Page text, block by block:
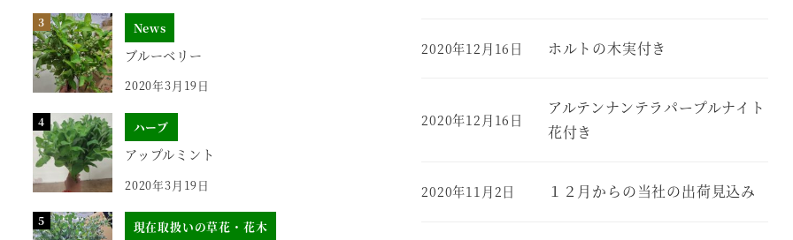
News
ブルーベリー
2020年3月19日
ハーブ
アップルミント
2020年3月19日
現在取扱いの草花・花木
ホルトの木実付き
2020年12月16日
アルテンナンテラパープルナイト
花付き
2020年12月16日
１２月からの当社の出荷見込み
2020年11月2日